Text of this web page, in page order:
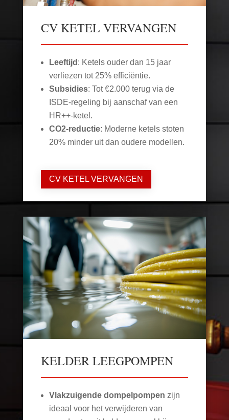
CV KETEL VERVANGEN
Leeftijd : Ketels ouder dan 15 jaar
verliezen tot 25% efficiëntie.
Subsidies: Tot €2.000 terug via de
ISDE-regeling bij aanschaf van een
HR++-ketel.
CO2-reductie: Moderne ketels stoten
20% minder uit dan oudere modellen.
CV KETEL VERVANGEN
KELDER LEEGPOMPEN
Vlakzuigende dompelpompen zijn
ideaal voor het verwijderen van